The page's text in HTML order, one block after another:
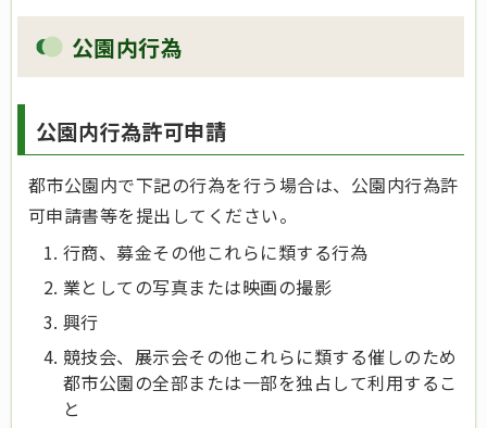
公園内行為
公園内行為許可申請
都市公園内で下記の行為を行う場合は、公園内行為許
可申請書等を提出してください。
行商、募金その他これらに類する行為
業としての写真または映画の撮影
興行
競技会、展示会その他これらに類する催しのため
都市公園の全部または一部を独占して利用するこ
と